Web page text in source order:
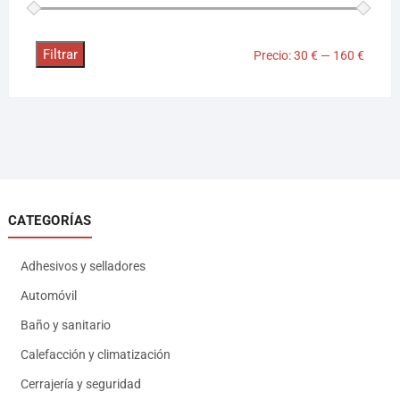
Filtrar Precio:30 € — 160 €
CATEGORÍAS
Adhesivos y selladores
Automóvil
Baño y sanitario
Calefacción y climatización
Cerrajería y seguridad